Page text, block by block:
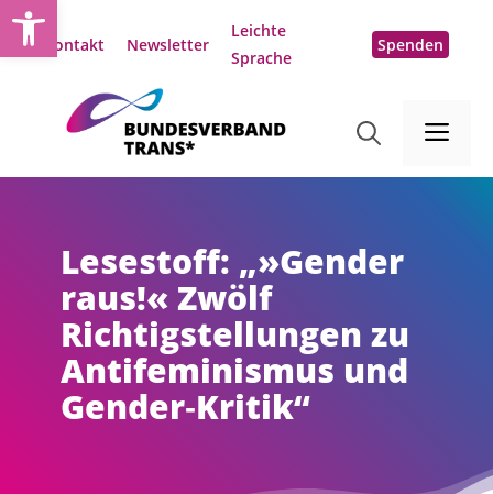
Zum
Inhalt
Kontakt Newsletter
Leichte
Sprache
Spenden
Lesestoff: „»Gender
raus!« Zwölf
Richtigstellungen zu
Antifeminismus und
Gender‑Kritik“